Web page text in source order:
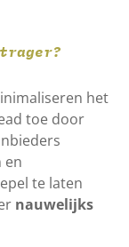
het
toe door
en
te laten
nauwelijks